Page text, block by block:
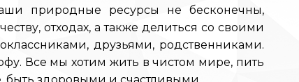
природные ресурсы не бесконечны,
отходах, а также делиться со своими
друзьями, родственниками.
Все мы хотим жить в чистом мире, пить